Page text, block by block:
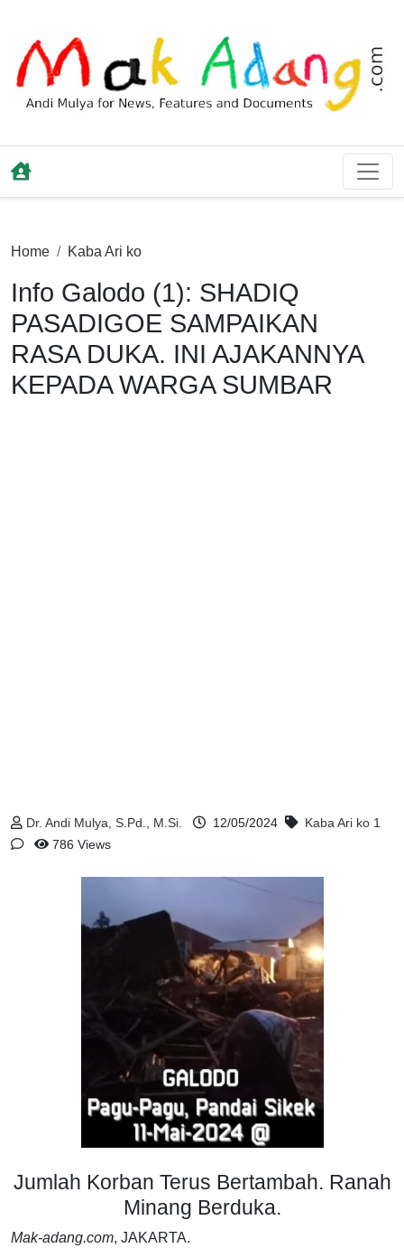
Home Kaba Ari ko
Info Galodo (1): SHADIQ
PASADIGOE SAMPAIKAN
RASA DUKA. INI AJAKANNYA
KEPADA WARGA SUMBAR
Dr. Andi Mulya, S.Pd., M.Si. 12/05/2024 Kaba Ari ko 1
786 Views
Jumlah Korban Terus Bertambah. Ranah
Minang Berduka.
Mak-adang.com, JAKARTA.